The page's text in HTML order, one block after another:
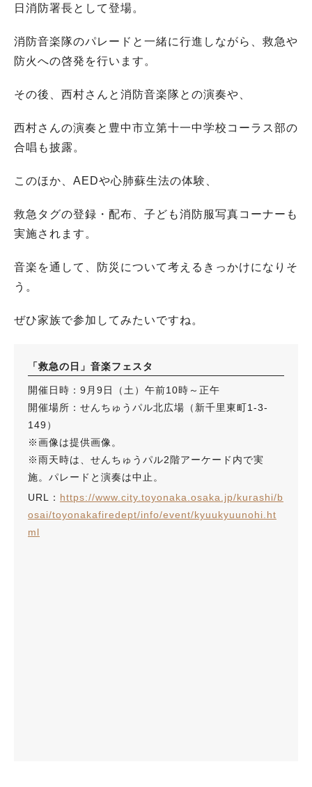
日消防署長として登場。
消防音楽隊のパレードと一緒に行進しながら、救急や
防火への啓発を行います。
その後、西村さんと消防音楽隊との演奏や、
西村さんの演奏と豊中市立第十一中学校コーラス部の
合唱も披露。
このほか、AEDや心肺蘇生法の体験、
救急タグの登録・配布、子ども消防服写真コーナーも
実施されます。
音楽を通して、防災について考えるきっかけになりそ
う。
ぜひ家族で参加してみたいですね。
「救急の日」音楽フェスタ
開催日時：9月9日（土）午前10時～正午
開催場所：せんちゅうパル北広場（新千里東町1-3-
149）
※画像は提供画像。
※雨天時は、せんちゅうパル2階アーケード内で実
施。パレードと演奏は中止。
URL： https://www.city.toyonaka.osaka.jp/kurashi/b
osai/toyonakafiredept/info/event/kyuukyuunohi.ht
ml